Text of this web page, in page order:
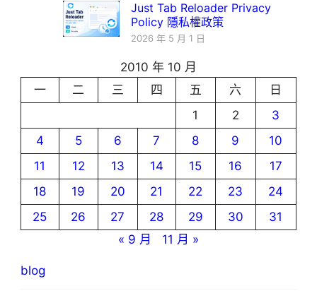
Just Tab Reloader Privacy
Policy 隱私權政策
2026 年 5 月 1 日
2010 年 10 月
一
二 三 四 五 六
日
1
2
3
4
5 6 7 8 9
10
11
12 13 14 15 16
17
18
19 20 21 22 23
24
25
26 27 28 29 30
31
« 9 月
11 月 »
blog